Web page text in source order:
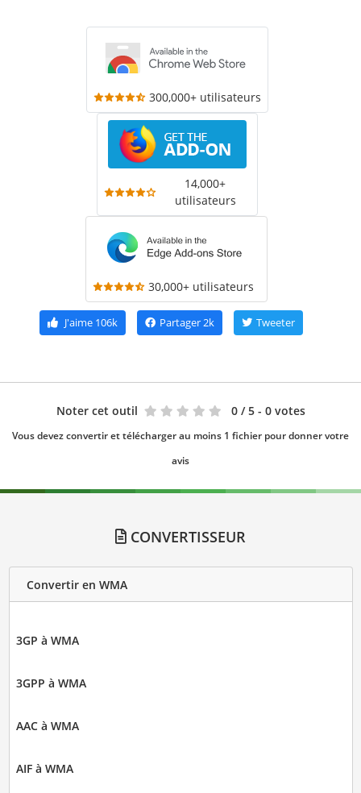
300,000+ utilisateurs
14,000+
utilisateurs
30,000+ utilisateurs
J'aime106k Partager2k Tweeter
Noter cet outil 0 / 5 - 0 votes
Vous devez convertir et télécharger au moins 1 fichier pour donner votre
avis
CONVERTISSEUR
Convertir en WMA
3GP à WMA
3GPP à WMA
AAC à WMA
AIF à WMA